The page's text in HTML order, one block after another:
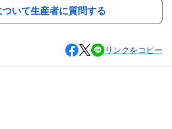
ついて生産者に質問する
リンクをコピー